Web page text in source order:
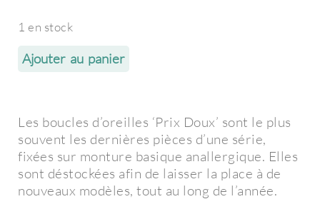
1 en stock
Ajouter au panier
Les boucles d’oreilles ‘Prix Doux’ sont le plus
souvent les dernières pièces d’une série,
fixées sur monture basique anallergique. Elles
sont déstockées afin de laisser la place à de
nouveaux modèles, tout au long de l’année.